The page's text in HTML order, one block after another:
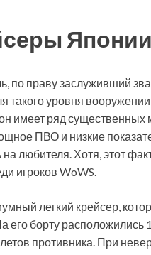
Японии
по праву заслуживший
такого уровня
имеет ряд существенных
ПВО и низкие
на любителя. Хотя, этот
игроков WoWS.
легкий крейсер,
его борту расположились
противника. При